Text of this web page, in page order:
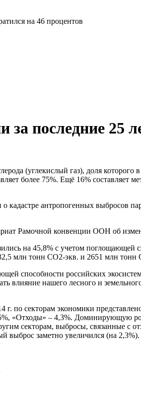
на 46 процентов
последние 25
(углекислый газ), доля
75%. Ещё 16% составляет
антропогенных выбросов
Рамочной конвенции ООН об
на 45,8% с учетом поглощающей
млн тонн СО2-экв. и 2651 млн тонн
способности российских
влияние нашего лесного и
по секторам экономики
«Отходы» – 4,3%. Доминирующую
секторам, выбросы, связанные с
выброс заметно увеличился (на